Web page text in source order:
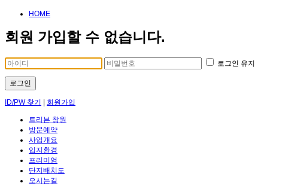
HOME
회원 가입할 수 없습니다.
로그인 유지
로그인
ID/PW 찾기 회원가입
트리븐 창원
방문예약
사업개요
입지환경
프리미엄
단지배치도
오시는길